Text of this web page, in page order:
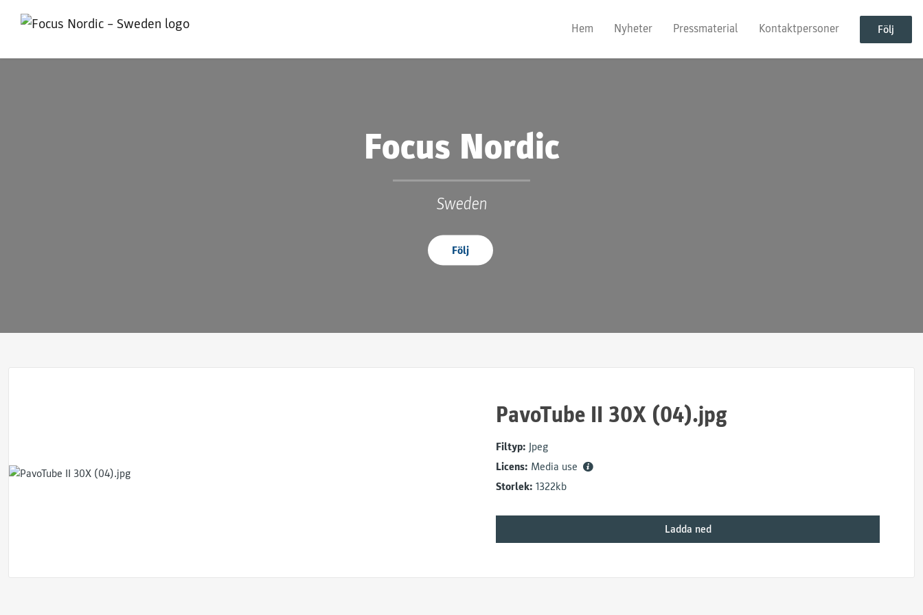
Hem Nyheter Pressmaterial Kontaktpersoner Följ
Focus Nordic
Sweden
Följ
PavoTube II 30X (04).jpg
Filtyp: Jpeg
Licens: Media use
Storlek: 1322kb
Ladda ned